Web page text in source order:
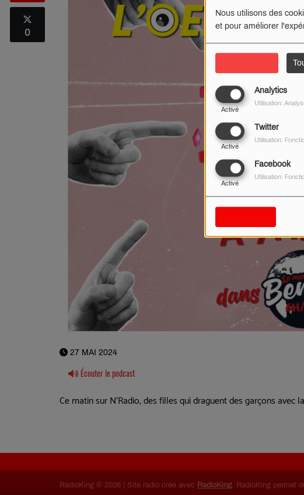
Nous utilisons des
et pour améliorer
Analytics
Activé
Utilisation:
Twitter
Activé
Utilisation:
Facebook
Activé
Utilisation:
0
27 MAI 2024
Écouter le podcast
Ce matin sur N'Radio, des filles qui draguent des garçons avec
RadioKing © 2026 | Site radio créé avec RadioKing. RadioKing permet